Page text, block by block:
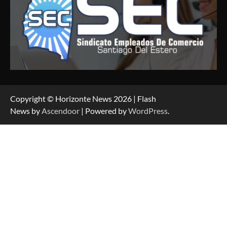
Copyright © Horizonte News 2026 | Flash
News byAscendoor | Powered byWordPress.